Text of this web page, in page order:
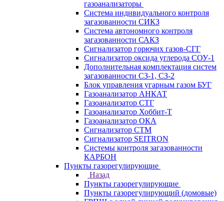
газоанализаторы
Система индивидуального контроля
загазованности СИКЗ
Система автономного контроля
загазованности САКЗ
Сигнализатор горючих газов-СГГ
Сигнализатор оксида углерода СОУ-1
Дополнительная комплектация систем
загазованности СЗ-1, СЗ-2
Блок управления угарным газом БУГ
Газоанализатор АНКАТ
Газоанализатор СТГ
Газоанализатор Хоббит-Т
Газоанализатор ОКА
Сигнализатор СТМ
Сигнализатор SEITRON
Системы контроля загазованности
КАРБОН
Пункты газорегулирующие
Назад
Пункты газорегулирующие
Пункты газорегулирующий (домовые)